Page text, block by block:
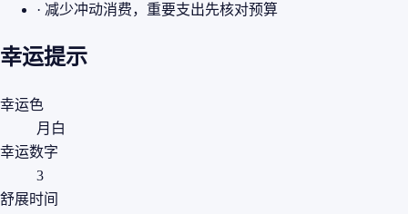
· 减少冲动消费，重要支出先核对预算
幸运提示
幸运色
月白
幸运数字
3
舒展时间